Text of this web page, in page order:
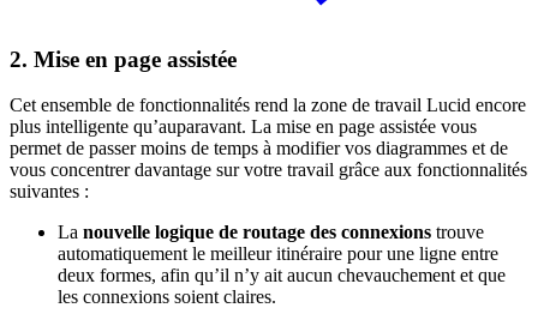
2. Mise en page assistée
Cet ensemble de fonctionnalités rend la zone de travail Lucid encore
plus intelligente qu’auparavant. La mise en page assistée vous
permet de passer moins de temps à modifier vos diagrammes et de
vous concentrer davantage sur votre travail grâce aux fonctionnalités
suivantes :
La nouvelle logique de routage des connexions trouve
automatiquement le meilleur itinéraire pour une ligne entre
deux formes, afin qu’il n’y ait aucun chevauchement et que
les connexions soient claires.